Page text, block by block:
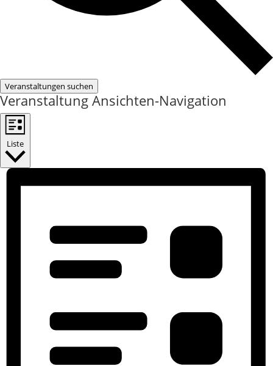
Veranstaltungen suchen
Veranstaltung Ansichten-Navigation
Liste